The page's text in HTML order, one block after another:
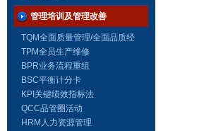
管理培训及管理改善
TQM全面质量管理/全面品质经
营
TPM全员生产维修
BPR业务流程重组
BSC平衡计分卡
KPI关键绩效指标法
QCC品管圈活动
HRM人力资源管理